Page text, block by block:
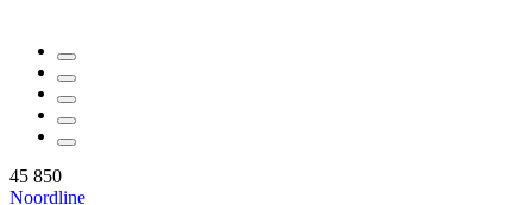
45 850
Noordline